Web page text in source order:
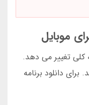
موبایل
کلی تغییر می دهد.
برای دانلود برنامه